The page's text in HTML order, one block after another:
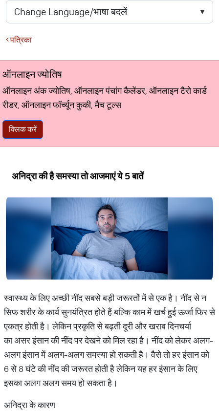
पत्रिका
ऑनलाइन ज्योतिष
ऑनलाइन अंक ज्योतिष, ऑनलाइन पंचांग कैलेंडर, ऑनलाइन टैरो कार्ड
रीडर, ऑनलाइन फॉर्च्यून कुकी, मैच टूल्स
क्लिक करें
अनिद्रा की है समस्या तो आजमाएं ये 5 बातें
स्वास्थ्य के लिए अच्छी नींद सबसे बड़ी जरूरतों में से एक है। नींद से न
सिफ शरीर के कार्य सुनयंत्रित होते हैं बल्कि काम में खर्च हुई ऊर्जा फिर से
एकत्र होती है। लेकिन प्रकृति से बढ़ती दूरी और खराब दिनचर्या
का असर इंसान की नींद पर देखने को मिल रहा है। नींद को लेकर अलग-
अलग इंसान में अलग-अलग समस्या हो सकती है। वैसे तो हर इंसान को
6 से 8 घंटे की नींद की जरूरत होती है लेकिन यह हर इंसान के लिए
इसका अलग अलग समय हो सकता है।
अनिद्रा के कारण